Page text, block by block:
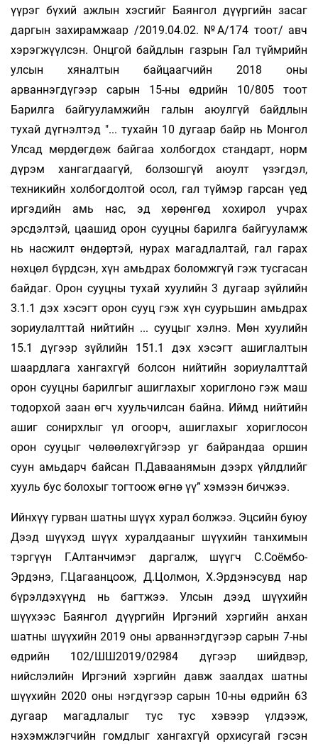
үүрэг бүхий ажлын хэсгийг Баянгол дүүргийн засаг
даргын захирамжаар /2019.04.02. №А/174 тоот/ авч
хэрэгжүүлсэн. Онцгой байдлын газрын Гал түймрийн
улсын хяналтын байцаагчийн 2018 оны
арваннэгдүгээр сарын 15-ны өдрийн 10/805 тоот
Барилга байгууламжийн галын аюулгүй байдлын
тухай дүгнэлтэд "... тухайн 10 дугаар байр нь Монгол
Улсад мөрдөгдөж байгаа холбогдох стандарт, норм
дүрэм хангагдаагүй, болзошгүй аюулт үзэгдэл,
техникийн холбогдолтой осол, гал түймэр гарсан үед
иргэдийн амь нас, эд хөрөнгөд хохирол учрах
эрсдэлтэй, цаашид орон сууцны барилга байгууламж
нь насжилт өндөртэй, нурах магадлалтай, гал гарах
нөхцөл бүрдсэн, хүн амьдрах боломжгүй гэж тусгасан
байдаг. Орон сууцны тухай хуулийн 3 дугаар зүйлийн
3.1.1 дэх хэсэгт орон сууц гэж хүн суурьшин амьдрах
зориулалттай нийтийн ... сууцыг хэлнэ. Мөн хуулийн
15.1 дүгээр зүйлийн 151.1 дэх хэсэгт ашиглалтын
шаардлага хангахгүй болсон нийтийн зориулалттай
орон сууцны барилгыг ашиглахыг хориглоно гэж маш
тодорхой заан өгч хуульчилсан байна. Иймд нийтийн
ашиг сонирхлыг үл огоорч, ашиглахыг хориглосон
орон сууцыг чөлөөлөхгүйгээр уг байрандаа оршин
суун амьдарч байсан П.Даваанямын дээрх үйлдлийг
хууль бус болохыг тогтоож өгнө үү” хэмээн бичжээ.
Ийнхүү гурван шатны шүүх хурал болжээ. Эцсийн буюу
Дээд шүүхэд шүүх хуралдааныг шүүхийн танхимын
тэргүүн Г.Алтанчимэг даргалж, шүүгч С.Соёмбо-
Эрдэнэ, Г.Цагаанцоож, Д.Цолмон, Х.Эрдэнэсувд нар
бүрэлдэхүүнд нь багтжээ. Улсын дээд шүүхийн
шүүхээс Баянгол дүүргийн Иргэний хэргийн анхан
шатны шүүхийн 2019 оны арваннэгдүгээр сарын 7-ны
өдрийн 102/ШШ2019/02984 дүгээр шийдвэр,
нийслэлийн Иргэний хэргийн давж заалдах шатны
шүүхийн 2020 оны нэгдүгээр сарын 10-ны өдрийн 63
дугаар магадлалыг тус тус хэвээр үлдээж,
нэхэмжлэгчийн гомдлыг хангахгүй орхисугай гэсэн